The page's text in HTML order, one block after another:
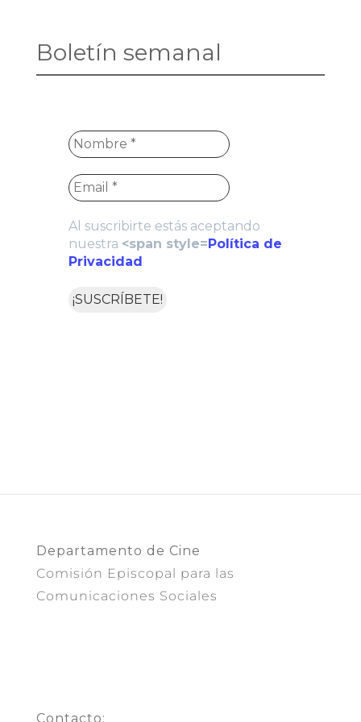
Boletín semanal
Al suscribirte estás aceptando
nuestra <span style= Política de
Privacidad
Departamento de Cine
Comisión Episcopal para las
Comunicaciones Sociales
Contacto: